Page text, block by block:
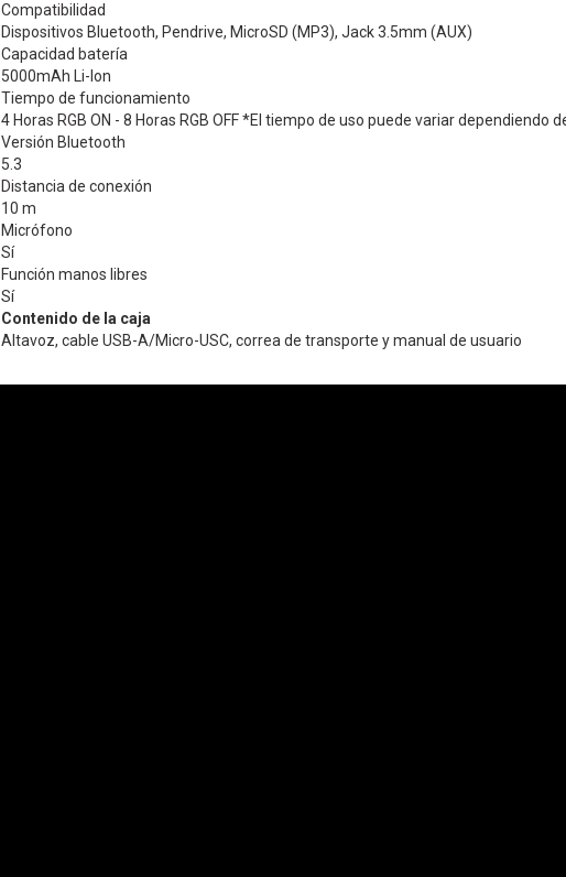
Compatibilidad
Dispositivos Bluetooth, Pendrive, MicroSD (MP3), Jack 3.5mm (AUX)
Capacidad batería
5000mAh Li-Ion
Tiempo de funcionamiento
4 Horas RGB ON - 8 Horas RGB OFF *El tiempo de uso puede variar
Versión Bluetooth
5.3
Distancia de conexión
10 m
Micrófono
Sí
Función manos libres
Sí
Contenido de la caja
Altavoz, cable USB-A/Micro-USC, correa de transporte y manual de usuario